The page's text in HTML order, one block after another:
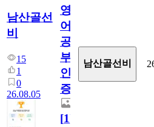
남산골선
비
15
1
0
26.08.05
영
어
공
부
인
증
[1]
남산골선비